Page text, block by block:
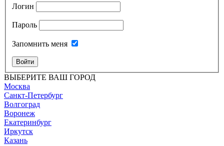
Логин
Пароль
Запомнить меня
Войти
ВЫБЕРИТЕ ВАШ ГОРОД
Москва
Санкт-Петербург
Волгоград
Воронеж
Екатеринбург
Иркутск
Казань